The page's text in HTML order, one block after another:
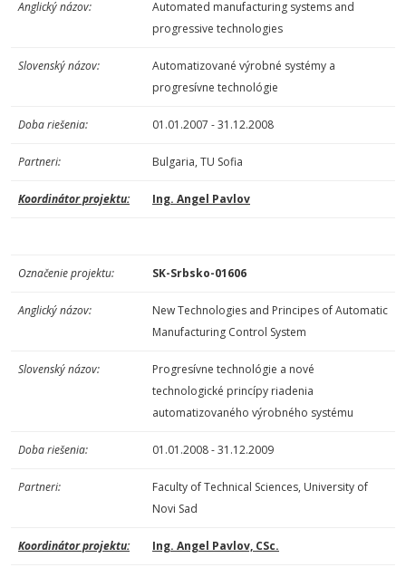
Anglický názov:
Automated manufacturing systems and
progressive technologies
Slovenský názov:
Automatizované výrobné systémy a
progresívne technológie
Doba riešenia: 01.01.2007 - 31.12.2008
Partneri: Bulgaria, TU Sofia
Koordinátor projektu: Ing. Angel Pavlov
Označenie projektu: SK-Srbsko-01606
Anglický názov:
New Technologies and Principes of Automatic
Manufacturing Control System
Slovenský názov:
Progresívne technológie a nové
technologické princípy riadenia
automatizovaného výrobného systému
Doba riešenia: 01.01.2008 - 31.12.2009
Partneri:
Faculty of Technical Sciences, University of
Novi Sad
Koordinátor projektu: Ing. Angel Pavlov, CSc.